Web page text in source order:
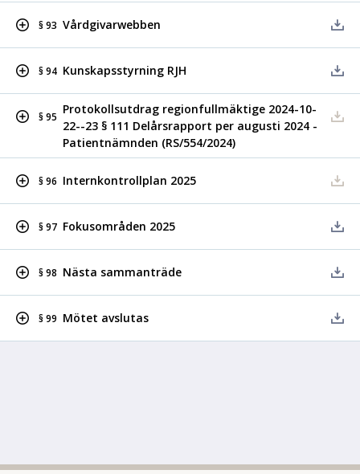
§ 93 Vårdgivarwebben
§ 94 Kunskapsstyrning RJH
§ 95
Protokollsutdrag regionfullmäktige 2024-10-
22--23 § 111 Delårsrapport per augusti 2024 -
Patientnämnden (RS/554/2024)
§ 96 Internkontrollplan 2025
§ 97 Fokusområden 2025
§ 98 Nästa sammanträde
§ 99 Mötet avslutas